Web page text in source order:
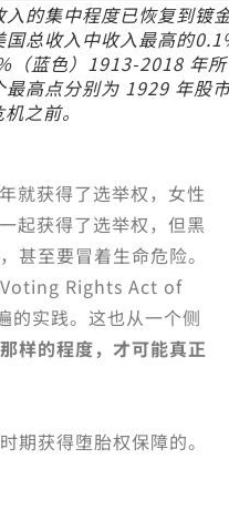
的集中程度已恢复到镀
总收入中收入最高的
（蓝色）1913-2018 年
高点分别为 1929 年股
之前。
就获得了选举权，女性
起获得了选举权，但黑
甚至要冒着生命危险。
Rights Act of
的实践。这也从一个侧
样的程度，才可能真正
期获得堕胎权保障的。